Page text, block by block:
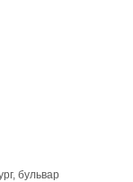
бульвар